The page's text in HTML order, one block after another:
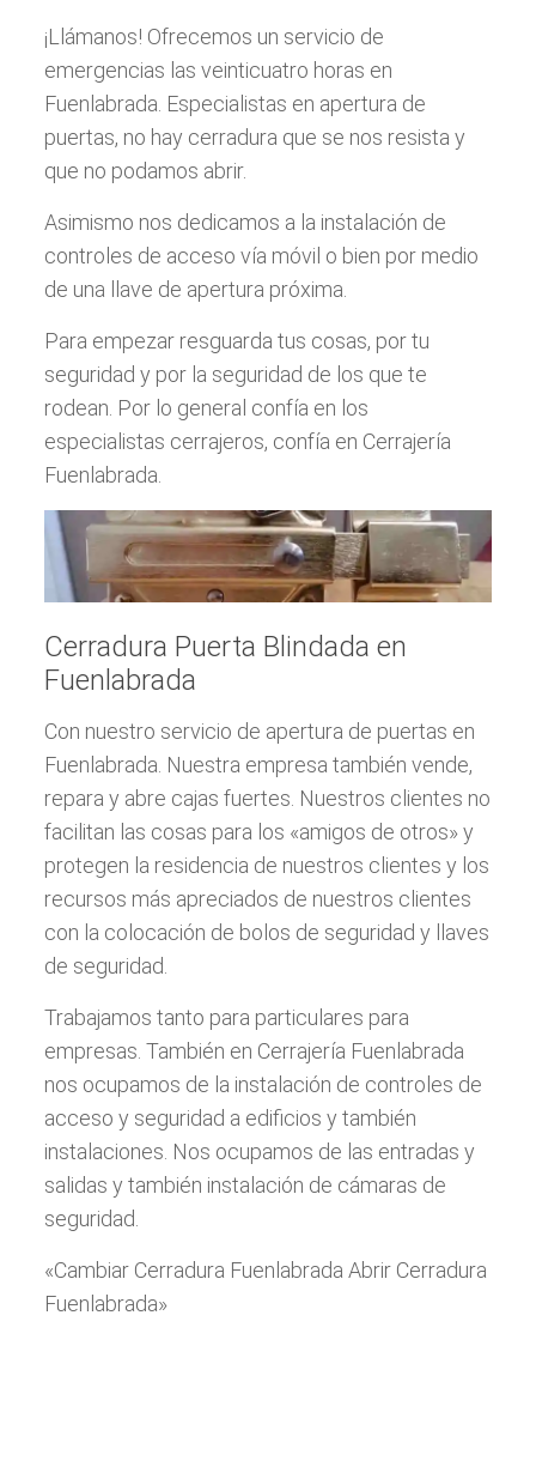
¡Llámanos! Ofrecemos un servicio de
emergencias las veinticuatro horas en
Fuenlabrada. Especialistas en apertura de
puertas, no hay cerradura que se nos resista y
que no podamos abrir.
Asimismo nos dedicamos a la instalación de
controles de acceso vía móvil o bien por medio
de una llave de apertura próxima.
Para empezar resguarda tus cosas, por tu
seguridad y por la seguridad de los que te
rodean. Por lo general confía en los
especialistas cerrajeros, confía en Cerrajería
Fuenlabrada.
Cerradura Puerta Blindada en
Fuenlabrada
Con nuestro servicio de apertura de puertas en
Fuenlabrada. Nuestra empresa también vende,
repara y abre cajas fuertes. Nuestros clientes no
facilitan las cosas para los «amigos de otros» y
protegen la residencia de nuestros clientes y los
recursos más apreciados de nuestros clientes
con la colocación de bolos de seguridad y llaves
de seguridad.
Trabajamos tanto para particulares para
empresas. También en Cerrajería Fuenlabrada
nos ocupamos de la instalación de controles de
acceso y seguridad a edificios y también
instalaciones. Nos ocupamos de las entradas y
salidas y también instalación de cámaras de
seguridad.
«Cambiar Cerradura Fuenlabrada Abrir Cerradura
Fuenlabrada»